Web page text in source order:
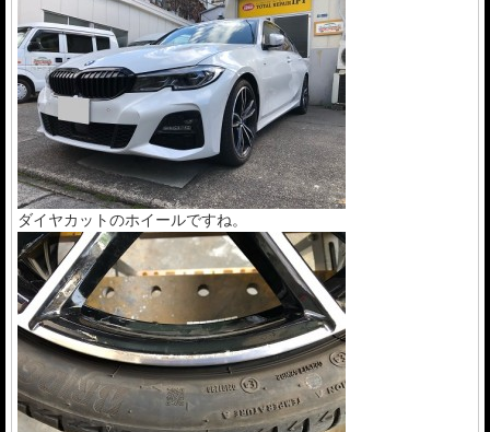
ダイヤカットのホイールですね。